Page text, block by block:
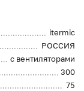
itermic
РОССИЯ
с вентиляторами
300
75